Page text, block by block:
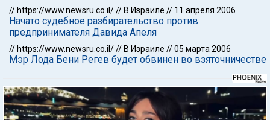
// https://www.newsru.co.il/// В Израиле // 11 апреля 2006
Начато судебное разбирательство против
предпринимателя Давида Апеля
// https://www.newsru.co.il/// В Израиле //05 марта 2006
Мэр Лода Бени Регев будет обвинен во взяточничестве